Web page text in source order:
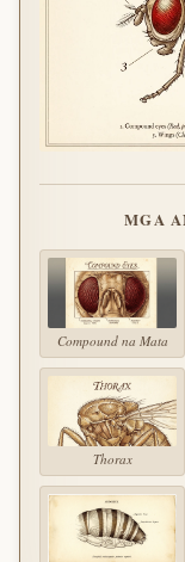
MGA
Compound na Mata
Thorax